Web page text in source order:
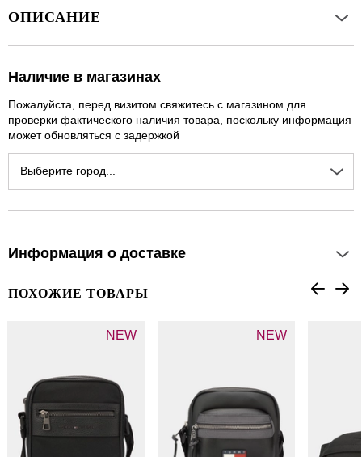
ОПИСАНИЕ
Наличие в магазинах
Пожалуйста, перед визитом свяжитесь с магазином для
проверки фактического наличия товара, поскольку информация
может обновляться с задержкой
Выберите город...
Информация о доставке
ПОХОЖИЕ ТОВАРЫ
NEW NEW